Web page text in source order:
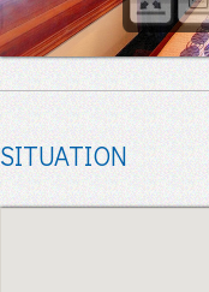
SITUATION